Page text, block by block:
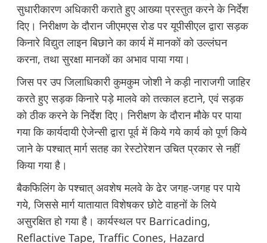
सुधारीकारण अधिकारी कराते हुए आख्या प्रस्तुत करने के निर्देश
दिए। निरीक्षण के दौरान जीएमएस रोड पर यूपीसीएल द्वारा सड़क
किनारे विद्युत लाइन बिछाने का कार्य में मानकों को उल्लंघन
करना, तथा सुरक्षा मानकों का अभाव पाया गया।
जिस पर उप जिलाधिकारी कुमकुम जोशी ने कड़ी नाराजगी जाहिर
करते हुए सड़क किनारे पड़े मालवे को तत्काल हटाने, एवं सड़क
को ठीक करने के निर्देश दिए। निरीक्षण के दौरान मौके पर पाया
गया कि कार्यदायी ऐजेन्सी द्वारा पूर्व में किये गये कार्य को पूर्ण किये
जाने के पश्चात् मार्ग सतह का रेस्टोरेशन उचित प्रकार से नहीं
किया गया है।
बैकफिलिंग के पश्चात् अवशेष मलवे के ढेर जगह-जगह पर पाये
गये, जिससे मार्ग यातायात विशेषकर छोटे वाहनों के लिये
असुरक्षित हो गया है। कार्यस्थल पर Barricading,
Reflactive Tape, Traffic Cones, Hazard